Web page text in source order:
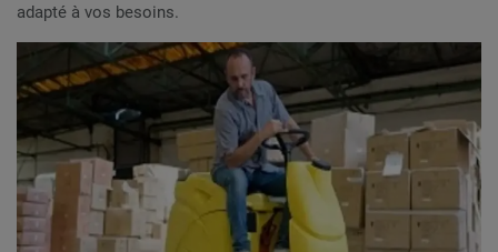
adapté à vos besoins.